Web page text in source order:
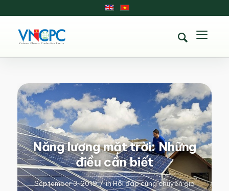
Năng lượng mặt trời: Những
điều cần biết
September 3, 2019 / inHỏi đáp cùng chuyên gia